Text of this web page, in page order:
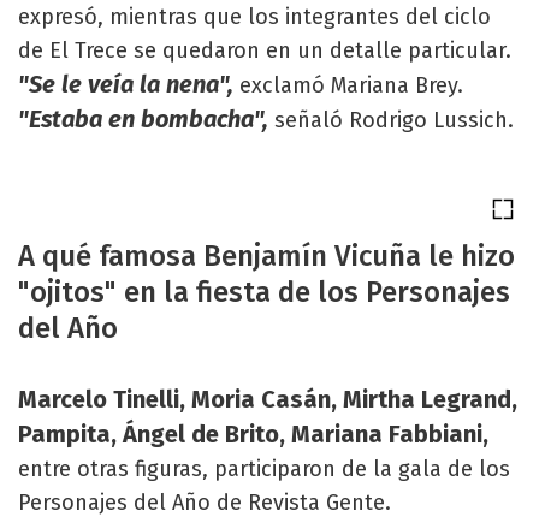
expresó, mientras que los integrantes del ciclo
de El Trece se quedaron en un detalle particular.
"Se le veía la nena", exclamó Mariana Brey.
"Estaba en bombacha", señaló Rodrigo Lussich.
A qué famosa Benjamín Vicuña le hizo
"ojitos" en la fiesta de los Personajes
del Año
Marcelo Tinelli, Moria Casán, Mirtha Legrand,
Pampita, Ángel de Brito, Mariana Fabbiani,
entre otras figuras, participaron de la gala de los
Personajes del Año de Revista Gente.